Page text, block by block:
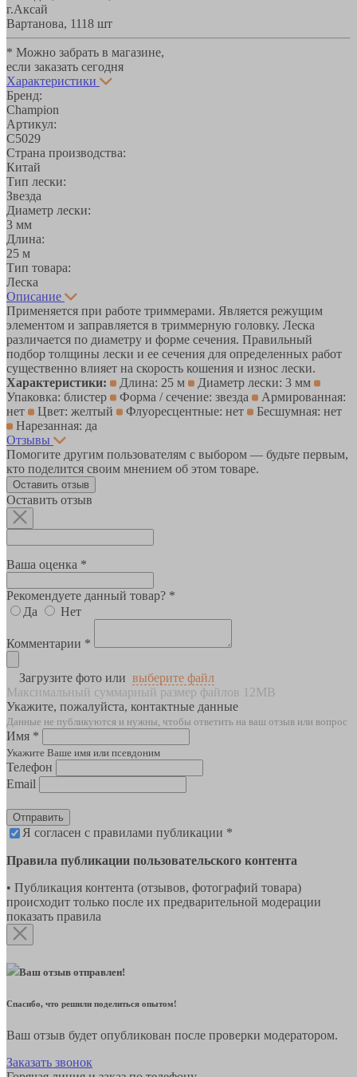
г.Аксай
Вартанова, 1118 шт
* Можно забрать в магазине,
если заказать сегодня
Характеристики
Бренд:
Champion
Артикул:
C5029
Страна производства:
Китай
Тип лески:
Звезда
Диаметр лески:
3 мм
Длина:
25 м
Тип товара:
Леска
Описание
Применяется при работе триммерами. Является режущим
элементом и заправляется в триммерную головку. Леска
различается по диаметру и форме сечения. Правильный
подбор толщины лески и ее сечения для определенных работ
существенно влияет на скорость кошения и износ лески.
Характеристики:
Длина: 25 м
Диаметр лески: 3 мм
Упаковка: блистер
Форма / сечение: звезда
Армированная:
нет
Цвет: желтый Флуоресцентные: нет
Бесшумная: нет
Нарезанная: да
Отзывы
Помогите другим пользователям с выбором — будьте первым,
кто поделится своим мнением об этом товаре.
Оставить отзыв
Оставить отзыв
Ваша оценка *
Рекомендуете данный товар? *
Да
Нет
Комментарии *
Загрузите фото или выберите файл
Максимальный суммарный размер файлов 12MB
Укажите, пожалуйста, контактные данные
Данные не публикуются и нужны, чтобы ответить на ваш отзыв или вопрос
Имя *
Укажите Ваше имя или псевдоним
Телефон
Email
Отправить
Я согласен с правилами публикации *
Правила публикации пользовательского контента
• Публикация контента (отзывов, фотографий товара)
происходит только после их предварительной модерации
показать правила
Ваш отзыв отправлен!
Спасибо, что решили поделиться опытом!
Ваш отзыв будет опубликован после проверки модератором.
Заказать звонок